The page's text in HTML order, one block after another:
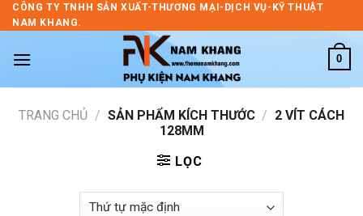
Skip
to
CÔNG TY TNHH SẢN XUẤT-THƯƠNG MẠI-DỊCH VỤ-KỸ THUẬT
NAM KHANG.
0
TRANG CHỦ / SẢN PHẨM KÍCH THƯỚC / 2 VÍT CÁCH
128MM
LỌC